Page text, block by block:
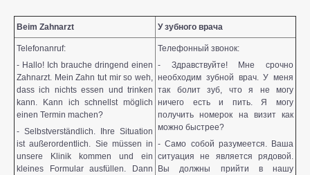
Beim Zahnarzt У зубного врача
Telefonanruf:
- Hallo! Ich brauche dringend einen
Zahnarzt. Mein Zahn tut mir so weh,
dass ich nichts essen und trinken
kann. Kann ich schnellst möglich
einen Termin machen?
- Selbstverständlich. Ihre Situation
ist außerordentlich. Sie müssen in
unsere Klinik kommen und ein
kleines Formular ausfüllen. Dann
Телефонный звонок:
- Здравствуйте! Мне срочно
необходим зубной врач. У меня
так болит зуб, что я не могу
ничего есть и пить. Я могу
получить номерок на визит как
можно быстрее?
- Само собой разумеется. Ваша
ситуация не является рядовой.
Вы должны прийти в нашу